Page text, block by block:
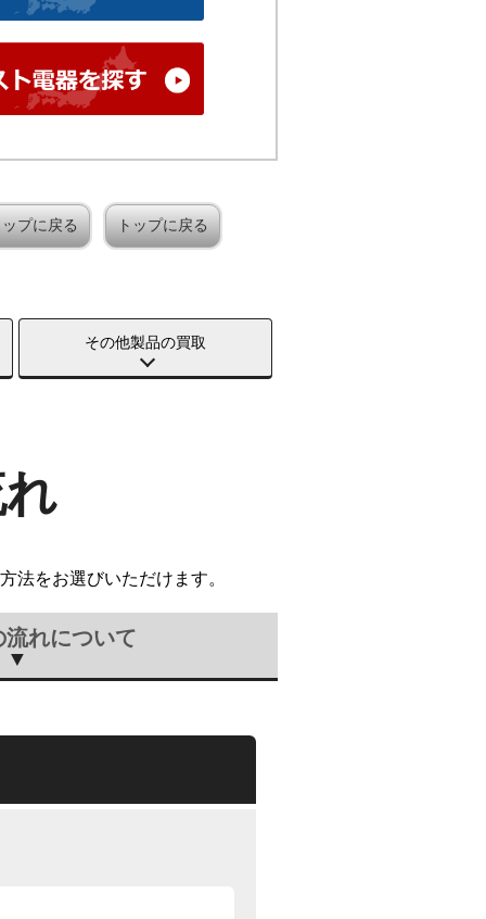
プに戻る トップに戻る
その他製品の買取
法をお選びいただけます。
れについて